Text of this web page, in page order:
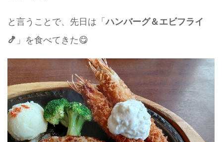
と言うことで、先日は「ハンバーグ＆エビフライ
🍤 」を食べてきた😋